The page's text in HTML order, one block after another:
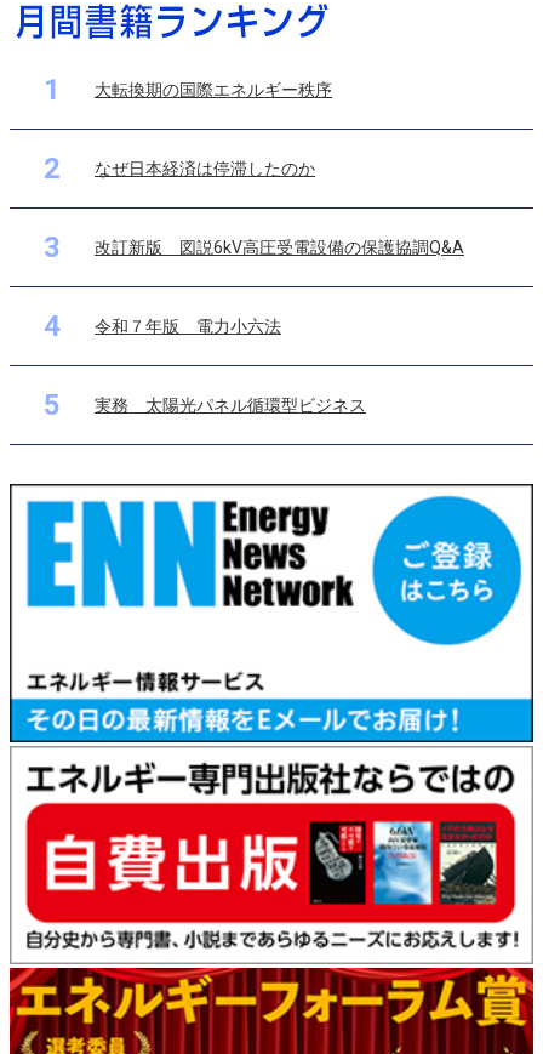
1 大転換期の国際エネルギー秩序
2 なぜ日本経済は停滞したのか
3 改訂新版 図説6kV高圧受電設備の保護協調Q&A
4 令和７年版 電力小六法
5 実務 太陽光パネル循環型ビジネス